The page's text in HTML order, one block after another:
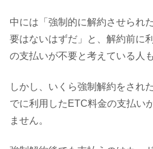
中には「強制的に解約させられ
要はないはずだ」と、解約前に
の支払いが不要と考えている人
しかし、いくら強制解約をされ
でに利用したETC料金の支払い
ません。